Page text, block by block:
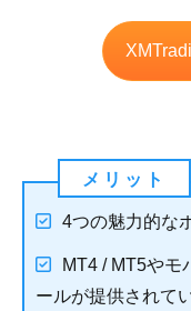
4つの魅力的な
MT4 / MT5やモ
ールが提供されて